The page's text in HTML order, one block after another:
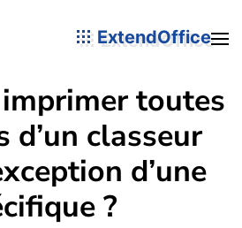
ExtendOffice
toutes
d’un classeur
d’une
?